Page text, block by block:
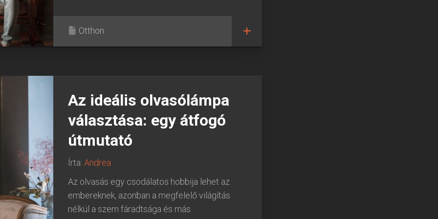
Otthon
Az ideális olvasólámpa
választása: egy átfogó
útmutató
Írta: Andrea
Az olvasás egy csodálatos hobbija lehet az
embereknek, azonban a megfelelő világítás
nélkül a szem fáradtsága és más